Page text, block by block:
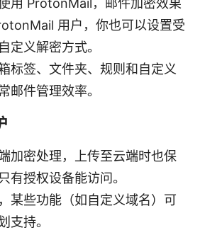
用户，你也可以设置受
定义解密方式。
标签、文件夹、规则和自定义
邮件管理效率。
加密处理，上传至云端时也保
有授权设备能访问。
某些功能（如自定义域名）可
支持。